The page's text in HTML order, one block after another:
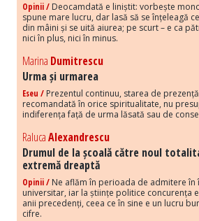
Opinii / Deocamdată e liniștit: vorbește
spune mare lucru, dar lasă să se înțeleagă
din mâini și se uită aiurea; pe scurt – e ca
nici în plus, nici în minus.
Marina Dumitrescu
Urma și urmarea
Eseu / Prezentul continuu, starea de prezență
recomandată în orice spiritualitate, nu
indiferența față de urma lăsată sau de
RalucaAlexandrescu
Drumul de la școală către noul
extremă dreaptă
Opinii / Ne aflăm în perioada de admitere în
universitar, iar la științe politice concurența
anii precedenți, ceea ce în sine e un lucru
cifre.